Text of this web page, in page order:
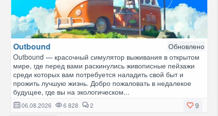
Outbound
Обновлено
Outbound — красочный симулятор выживания в открытом
мире, где перед вами раскинулись живописные пейзажи
среди которых вам потребуется наладить свой быт и
прожить лучшую жизнь. Добро пожаловать в недалекое
будущее, где вы на экологическом...
9
06.08.2026 6 828 2